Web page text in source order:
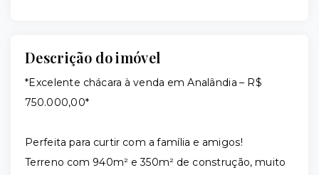
Descrição do imóvel
*Excelente chácara à venda em Analândia – R$
750.000,00*
Perfeita para curtir com a família e amigos!
Terreno com 940m² e 350m² de construção, muito